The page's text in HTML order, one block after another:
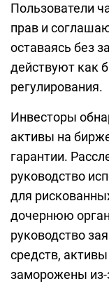
Пользователи
прав и
оставаясь без
действуют как
регулирования.
Инвесторы
активы на
гарантии.
руководство
для
дочернюю
руководство
средств,
заморожены из-